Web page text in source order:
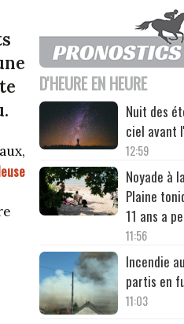
D'HEURE EN HEURE
Nuit des
ciel avant
12:59
Noyade à
Plaine
11 ans a
11:56
Incendie
partis en
11:03